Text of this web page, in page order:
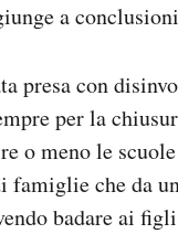
a
presa con
per la
o meno le
che da
badare ai